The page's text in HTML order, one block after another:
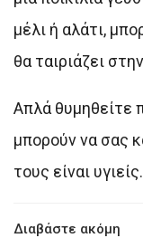
μέλι ή αλάτι,
θα ταιριάζει
Απλά θυμηθείτε
μπορούν να σας
τους είναι
Διαβάστε ακόμη